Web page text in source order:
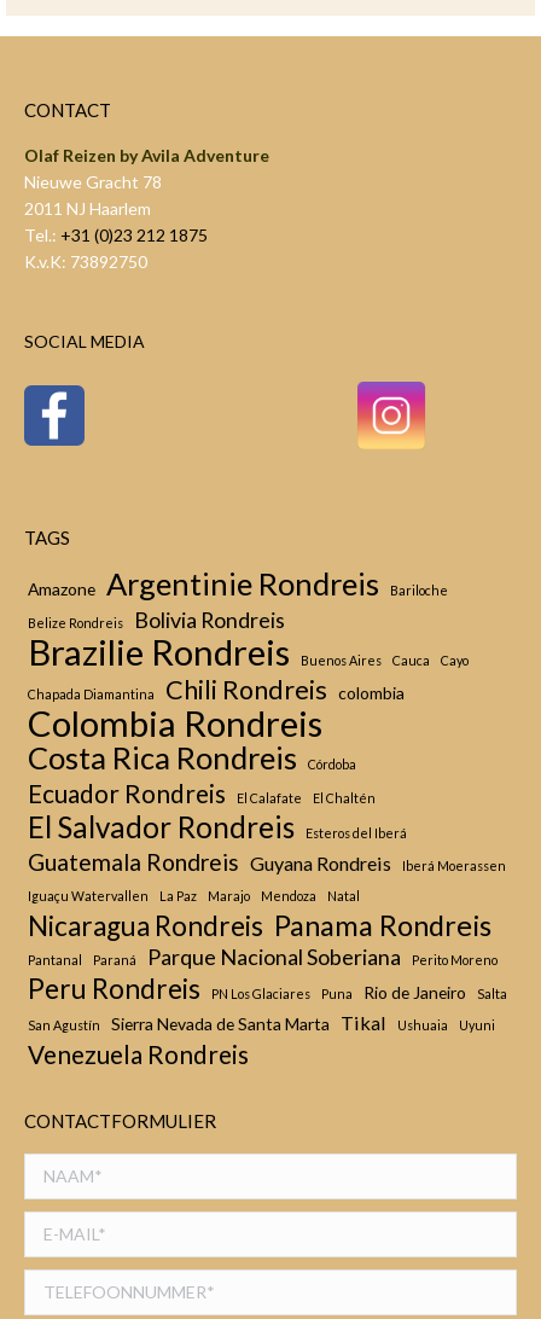
CONTACT
Olaf Reizen by Avila Adventure
Nieuwe Gracht 78
2011 NJ Haarlem
Tel.: +31 (0)23 212 1875
K.v.K: 73892750
SOCIAL MEDIA
TAGS
Amazone Argentinie Rondreis Bariloche
Belize Rondreis Bolivia Rondreis
Brazilie Rondreis Buenos Aires Cauca Cayo
Chapada Diamantina Chili Rondreis colombia
Colombia Rondreis
Costa Rica Rondreis Córdoba
Ecuador Rondreis El Calafate El Chaltén
El Salvador Rondreis Esteros del Iberá
Guatemala Rondreis Guyana Rondreis
Iberá Moerassen
Iguaçu Watervallen
La Paz Marajo Mendoza Natal
Nicaragua Rondreis Panama Rondreis
Pantanal Paraná Parque Nacional Soberiana Perito Moreno
Peru Rondreis PN Los Glaciares Puna Rio de Janeiro
Salta
San Agustín
Sierra Nevada de Santa Marta Tikal Ushuaia Uyuni
Venezuela Rondreis
CONTACTFORMULIER